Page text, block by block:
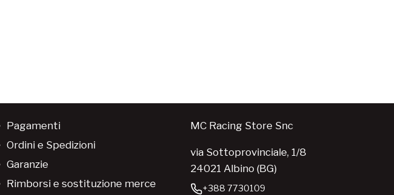
Pagamenti
Ordini e Spedizioni
Garanzie
Rimborsi e sostituzione merce
MC Racing Store Snc
via Sottoprovinciale, 1/8
24021 Albino (BG)
+388 7730109